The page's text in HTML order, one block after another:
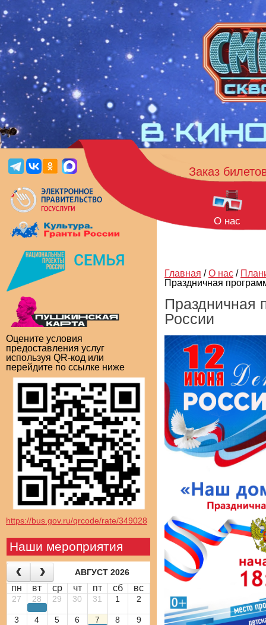
Оцените условия
предоставления услуг
используя QR-код или
перейдите по ссылке ниже
https://bus.gov.ru/qrcode/rate/349028
Наши мероприятия
АВГУСТ 2026
пн вт ср чт пт сб вс
27 28 29 30 31 1 2
3 4 5 6 7 8 9
Заказ
О нас
Главная / О нас /
Праздничная
Праздничная
России